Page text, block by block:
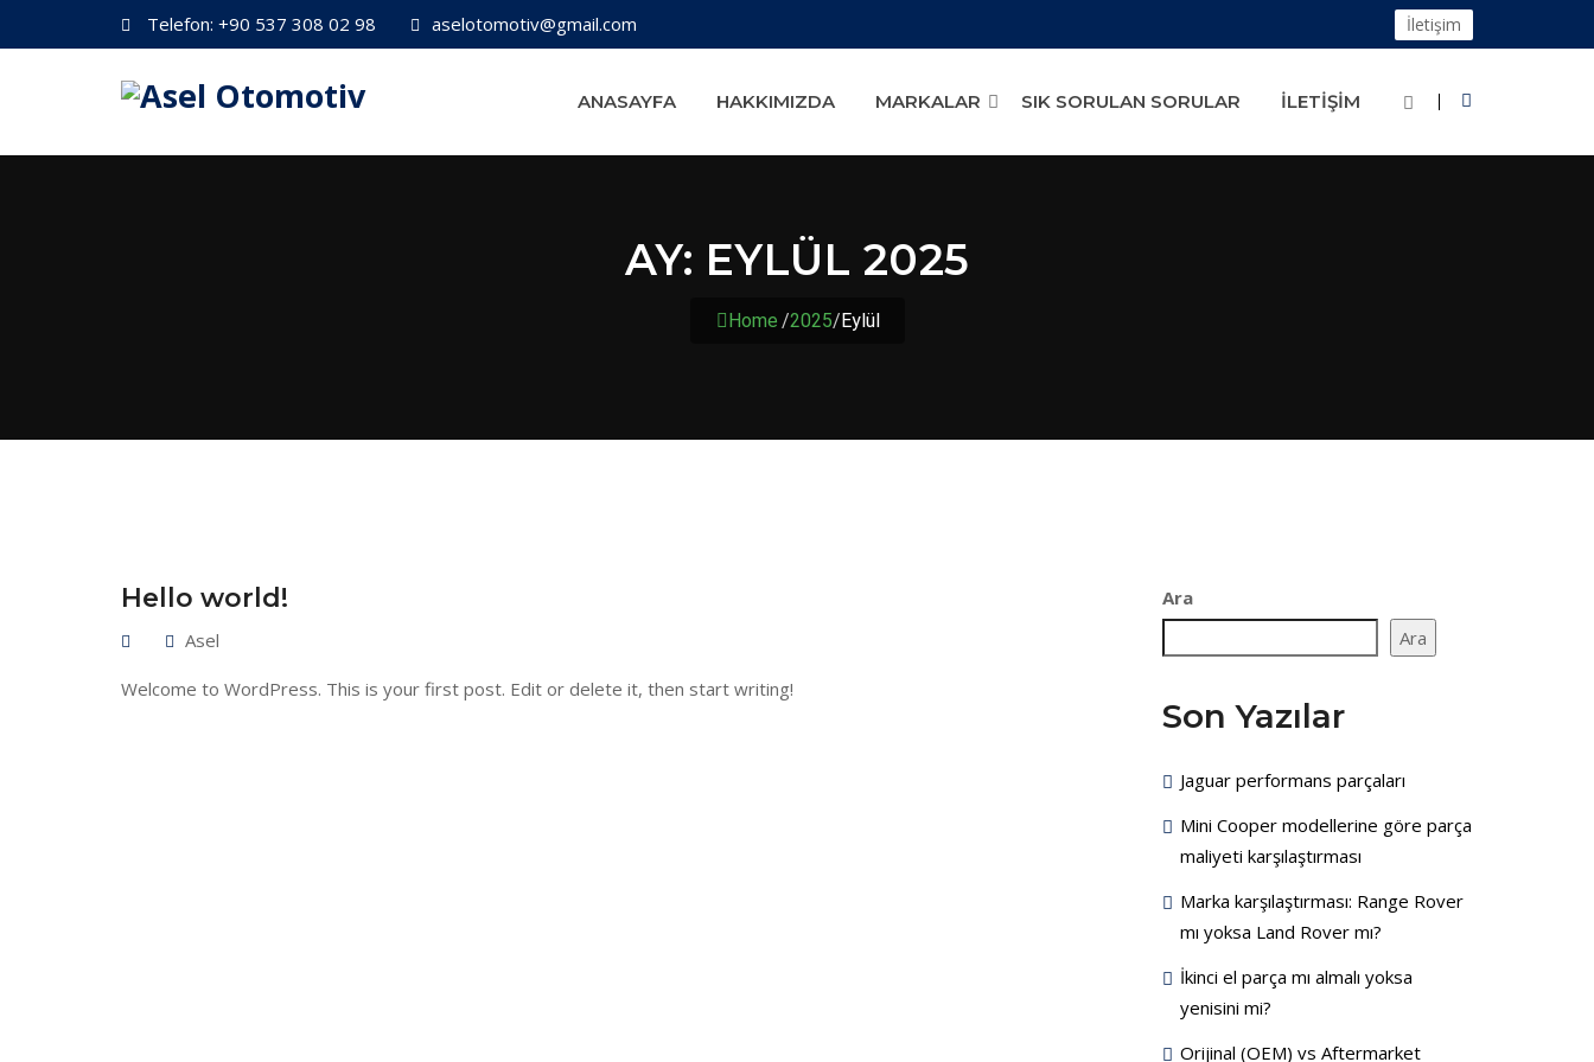
Telefon: +90 537 308 02 98 aselotomotiv@gmail.com İletişim
ANASAYFA HAKKIMIZDA MARKALAR SIK SORULAN SORULAR İLETIŞIM
AY: EYLÜL 2025
Home /2025/Eylül
Hello world!
Asel
Welcome to WordPress. This is your first post. Edit or delete it, then start writing!
Ara
Ara
Son Yazılar
Jaguar performans parçaları
Mini Cooper modellerine göre parça
maliyeti karşılaştırması
Marka karşılaştırması: Range Rover
mı yoksa Land Rover mı?
İkinci el parça mı almalı yoksa
yenisini mi?
Orijinal (OEM) vs Aftermarket